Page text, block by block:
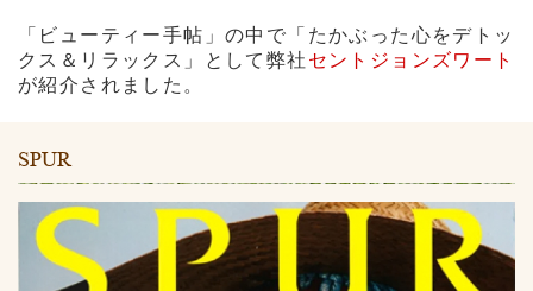
「ビューティー手帖」の中で「たかぶった心をデトッ
クス＆リラックス」として弊社 セントジョンズワート
が紹介されました。
SPUR